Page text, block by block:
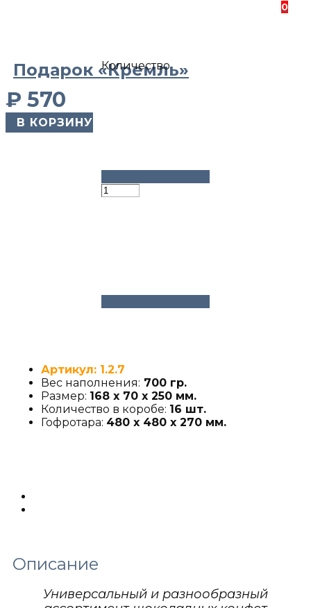
0
Подарок «Кремль»
₽ 570
​ В КОРЗИНУ
Количество
Артикул: 1.2.7
Вес наполнения: 700 гр.
Размер: 168 х 70 х 250 мм.
Количество в коробе: 16 шт.
Гофротара: 480 х 480 х 270 мм.
Описание
Универсальный и разнообразный